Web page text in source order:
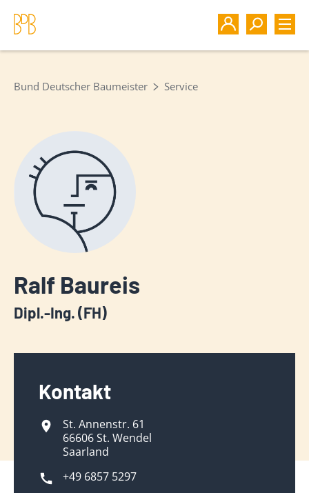
Bund Deutscher Baumeister Service
Ralf Baureis
Dipl.-Ing. (FH)
Kontakt
St. Annenstr. 61
66606 St. Wendel
Saarland
+49 6857 5297